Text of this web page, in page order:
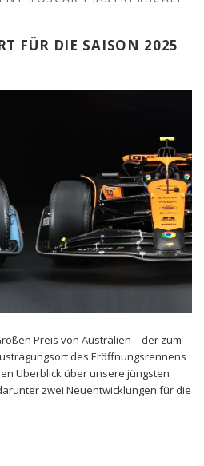
FÜR DIE SAISON 2025
Preis von Australien – der zum
des Eröffnungsrennens
Überblick über unsere jüngsten
zwei Neuentwicklungen für die